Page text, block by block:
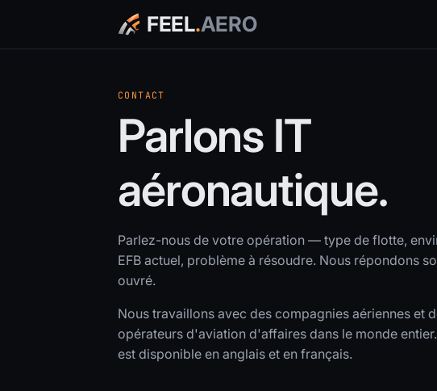
FEEL.AERO
CONTACT
Parlons IT
aéronautique.
Parlez-nous de votre opération — type de flotte,
EFB actuel, problème à résoudre. Nous répondons
ouvré.
Nous travaillons avec des compagnies aériennes et
opérateurs d'aviation d'affaires dans le monde
est disponible en anglais et en français.